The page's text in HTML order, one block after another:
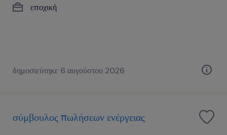
εποχική
δημοσιεύτηκε 6 αυγούστου 2026
σύμβουλος πωλήσεων ενέργειας